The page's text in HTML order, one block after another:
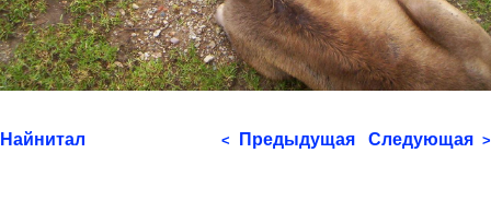
Найнитал < Предыдущая Следующая >